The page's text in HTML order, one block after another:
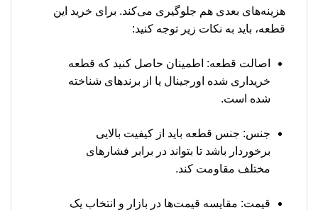
هزینه‌های بعدی هم جلوگیری می‌کند. برای خرید این
قطعه، باید به نکات زیر توجه کنید:
اصالت قطعه: اطمینان حاصل کنید که قطعه
خریداری شده اورجینال یا از برندهای شناخته
شده است.
جنس: جنس قطعه باید از کیفیت بالایی
برخوردار باشد تا بتواند در برابر فشارهای
مختلف مقاومت کند.
قیمت: مقایسه قیمت‌ها در بازار و انتخاب یک